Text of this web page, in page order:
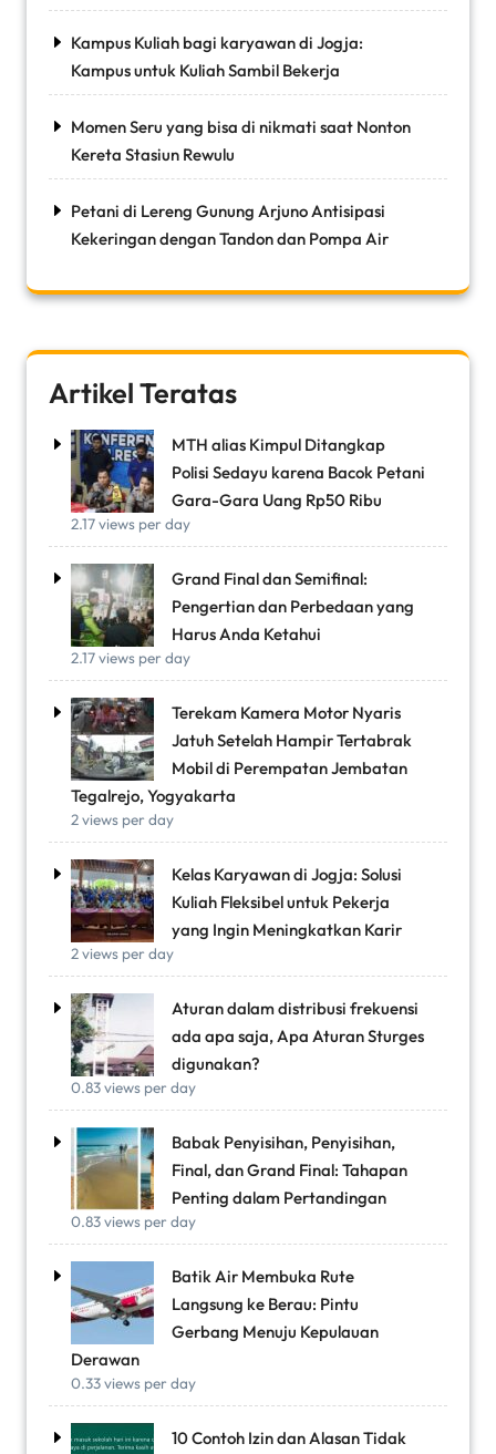
Kampus Kuliah bagi karyawan di Jogja:
Kampus untuk Kuliah Sambil Bekerja
Momen Seru yang bisa di nikmati saat Nonton
Kereta Stasiun Rewulu
Petani di Lereng Gunung Arjuno Antisipasi
Kekeringan dengan Tandon dan Pompa Air
Artikel Teratas
MTH alias Kimpul Ditangkap
Polisi Sedayu karena Bacok Petani
Gara-Gara Uang Rp50 Ribu
2.17 views per day
Grand Final dan Semifinal:
Pengertian dan Perbedaan yang
Harus Anda Ketahui
2.17 views per day
Terekam Kamera Motor Nyaris
Jatuh Setelah Hampir Tertabrak
Mobil di Perempatan Jembatan
Tegalrejo, Yogyakarta
2 views per day
Kelas Karyawan di Jogja: Solusi
Kuliah Fleksibel untuk Pekerja
yang Ingin Meningkatkan Karir
2 views per day
Aturan dalam distribusi frekuensi
ada apa saja, Apa Aturan Sturges
digunakan?
0.83 views per day
Babak Penyisihan, Penyisihan,
Final, dan Grand Final: Tahapan
Penting dalam Pertandingan
0.83 views per day
Batik Air Membuka Rute
Langsung ke Berau: Pintu
Gerbang Menuju Kepulauan
Derawan
0.33 views per day
10 Contoh Izin dan Alasan Tidak